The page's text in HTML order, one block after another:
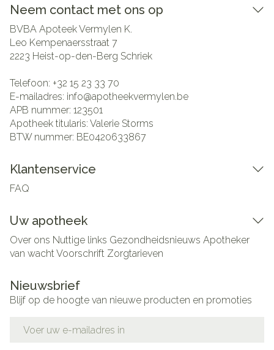
Neem contact met ons op
BVBA Apoteek Vermylen K.
Leo Kempenaersstraat 7
2223 Heist-op-den-Berg Schriek
Telefoon: +32 15 23 33 70
E-mailadres: info@apotheekvermylen.be
APB nummer: 123501
Apotheek titularis: Valerie Storms
BTW nummer: BE0420633867
Klantenservice
FAQ
Uw apotheek
Over ons Nuttige links Gezondheidsnieuws Apotheker
van wachtVoorschrift Zorgtarieven
Nieuwsbrief
Blijf op de hoogte van nieuwe producten en promoties